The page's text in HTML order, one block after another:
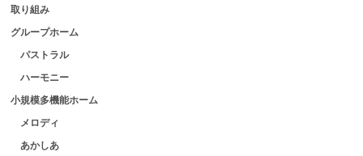
取り組み
グループホーム
パストラル
ハーモニー
小規模多機能ホーム
メロディ
あかしあ